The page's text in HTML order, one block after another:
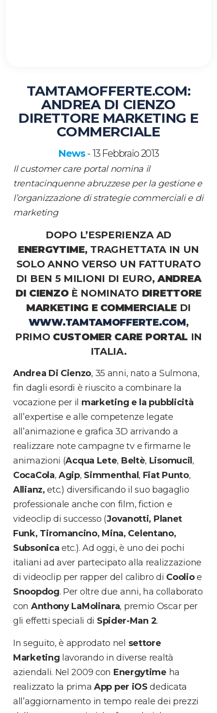
TAMTAMOFFERTE.COM:
ANDREA DI CIENZO
DIRETTORE MARKETING E
COMMERCIALE
News - 13 Febbraio 2013
Il customer care portal nomina il
trentacinquenne abruzzese per la gestione e
l’organizzazione di strategie commerciali e di
marketing
DOPO L’ESPERIENZA AD
ENERGYTIME, TRAGHETTATA IN UN
SOLO ANNO VERSO UN FATTURATO
DI BEN 5 MILIONI DI EURO,ANDREA
DI CIENZOÈ NOMINATO DIRETTORE
MARKETING E COMMERCIALE DI
WWW.TAMTAMOFFERTE.COM,
PRIMO CUSTOMER CARE PORTAL IN
ITALIA.
Andrea Di Cienzo, 35 anni, nato a Sulmona,
fin dagli esordi è riuscito a combinare la
vocazione per il marketing e la pubblicità
all’expertise e alle competenze legate
all’animazione e grafica 3D arrivando a
realizzare note campagne tv e firmarne le
animazioni (Acqua Lete, Beltè, Lisomucil ,
CocaCola,Agip, Simmenthal , Fiat Punto,
Allianz, etc.) diversificando il suo bagaglio
professionale anche con film, fiction e
videoclip di successo (Jovanotti, Planet
Funk, Tiromancino, Mina, Celentano,
Subsonica etc.). Ad oggi, è uno dei pochi
italiani ad aver partecipato alla realizzazione
di videoclip per rapper del calibro di Coolioe
Snoopdog. Per oltre due anni, ha collaborato
con Anthony LaMolinara, premio Oscar per
gli effetti speciali di Spider-Man 2.
In seguito, è approdato nel settore
Marketing lavorando in diverse realtà
aziendali. Nel 2009 con Energytime ha
realizzato la prima App per iOS dedicata
all’aggiornamento in tempo reale dei prezzi